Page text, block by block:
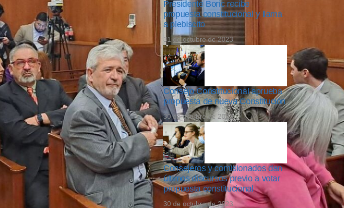
Presidente Boric recibe
propuesta constitucional y llama
a plebiscito
31 de octubre de 2023
Consejo Constitucional aprueba
propuesta de nueva Constitución
30 de octubre de 2023
Consejeros y comisionados dan
últimos discursos previo a votar
propuesta constitucional
30 de octubre de 2023